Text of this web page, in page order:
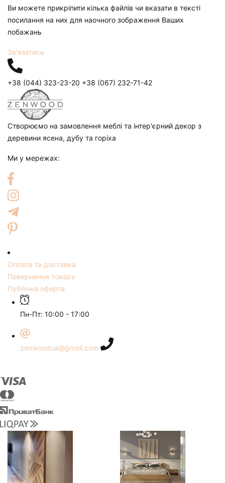
Ви можете прикріпити кілька файлів чи вказати в тексті
посилання на них для наочного зображення Ваших
побажань
Зв'язатись
+38 (044) 323-23-20 +38 (067) 232-71-42
Створюємо на замовлення меблі та інтер'єрний декор з
деревини ясена, дубу та горіха
Ми у мережах:
Оплата та доставка
Повернення товару
Публічна оферта
Пн-Пт: 10:00 - 17:00
zenwoodua@gmail.com